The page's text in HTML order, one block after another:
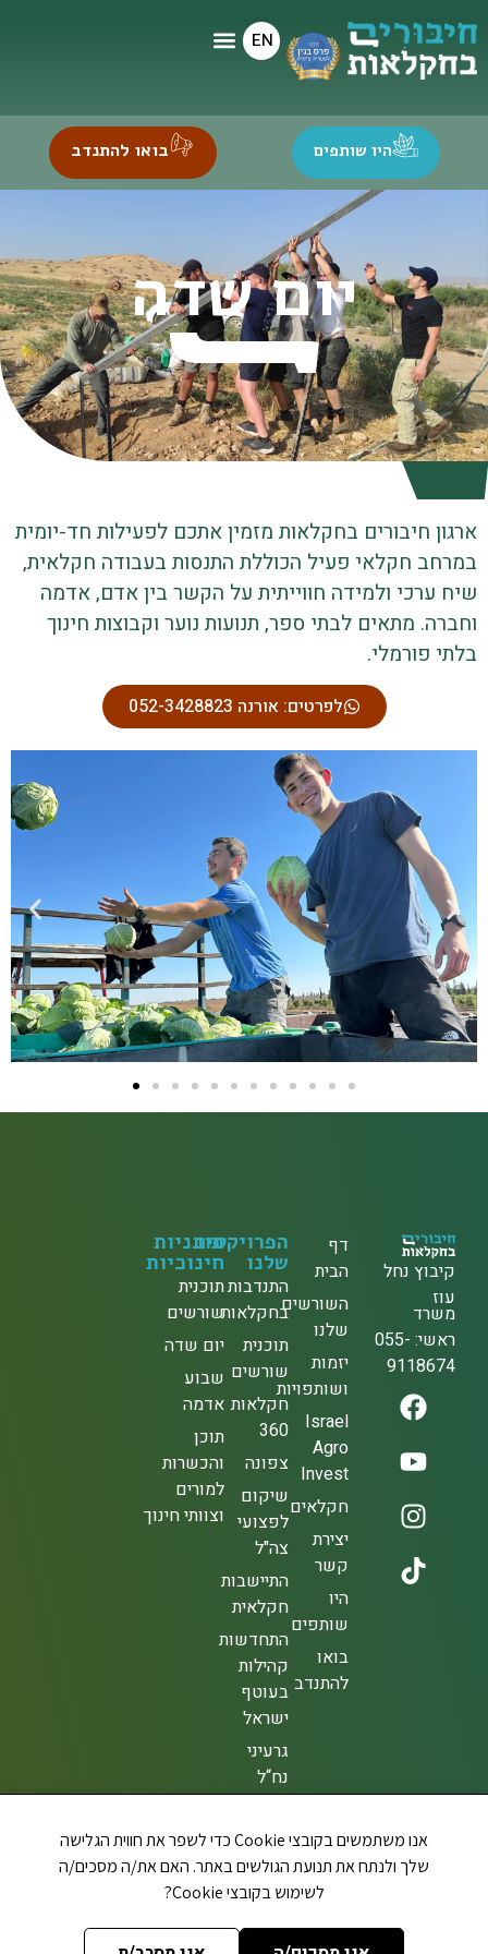
EN
היו שותפים בואו להתנדב
יום שדה
ארגון חיבורים בחקלאות מזמין אתכם לפעילות חד-יומית
במרחב חקלאי פעיל הכוללת התנסות בעבודה חקלאית,
שיח ערכי ולמידה חווייתית על הקשר בין אדם, אדמה
וחברה. מתאים לבתי ספר, תנועות נוער וקבוצות חינוך
בלתי פורמלי.
לפרטים: אורנה 052-3428823
קיבוץ נחל
עוז
משרד
ראשי: 055-
9118674
דף
הבית
השורשים
שלנו
יזמות
ושותפויות
Israel
Agro
Invest
חקלאים
יצירת
קשר
היו
שותפים
בואו
להתנדב
הפרויקטים
שלנו
התנדבות
בחקלאות
תוכנית
שורשים
חקלאות
360
צפונה
שיקום
לפצועי
צה"ל
התיישבות
חקלאית
התחדשות
קהילות
בעוטף
ישראל
גרעיני
נח“ל
להתיישבות
מתחברים
לאדמה
מתגייסים
תוכניות
חינוכיות
תוכנית
שורשים
יום שדה
שבוע
אדמה
תוכן
והכשרות
למורים
וצוותי חינוך
אנו משתמשים בקובצי Cookie כדי לשפר את חווית הגלישה
שלך ולנתח את תנועת הגולשים באתר. האם את/ה מסכים/ה
לשימוש בקובצי Cookie?